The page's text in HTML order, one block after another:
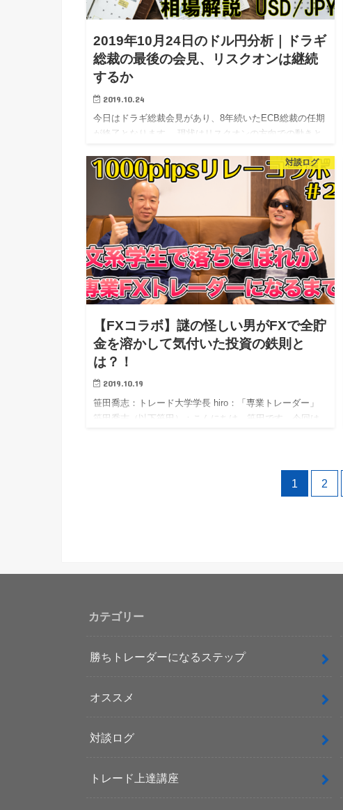
2019年10月24日のドル円分析｜ドラギ
総裁の最後の会見、リスクオンは継続
するか
2019.10.24
今日はドラギ総裁会見があり、8年続いたECB総裁の任期
が終了となります。 現状はリスクオンの方向での動きと
見ておきたいところですね。 それでは本日のドル円相場
分析です。
対談ログ
【FXコラボ】謎の怪しい男がFXで全貯
金を溶かして気付いた投資の鉄則と
は？！
2019.10.19
笹田喬志：トレード大学学長 hiro：「専業トレーダー」
笹田喬志（以下笹田）：こんにちは、笹田です。今回は
1 2
カテゴリー
勝ちトレーダーになるステップ
オススメ
対談ログ
トレード上達講座